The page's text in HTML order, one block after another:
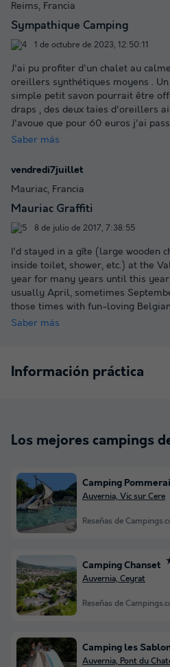
Reims, Francia
Sympathique Camping
1 de octubre de 2023, 12:50:11
J'ai pu profiter d'un chalet au
oreillers synthétiques moyens .
simple petit savon pourrait être
draps , des deux taies d'oreillers
J'avoue que pour 60 euros j'ai
Saber más
vendredi7juillet
Mauriac, Francia
Mauriac Graffiti
8 de julio de 2017, 7:38:55
I'd stayed in a gîte (large wooden
inside toilet, shower, etc.) at the
year for many years until this
usually April, sometimes
those times with fun-loving
Saber más
Información práctica
Los mejores campings
Camping
Auvernia, Vic sur Cere
Reseñas de
Camping Chanset
Auvernia, Ceyrat
Reseñas de
Camping les
Auvernia, Pont du